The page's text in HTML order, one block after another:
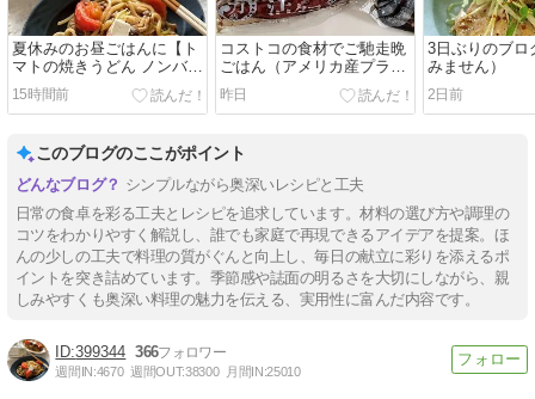
夏休みのお昼ごはんに【ト
マトの焼きうどん ノンバタ
ーホワイトのせ】と引き続
きコストコ祭り中
15時間前
コストコの食材でご馳走晩
ごはん（アメリカ産プライ
ムビーフ焼き肉用と炙りタ
コを使って）
昨日
3日ぶりのブロ
みません）
2日前
このブログのここがポイント
シンプルながら奥深いレシピと工夫
日常の食卓を彩る工夫とレシピを追求しています。材料の選び方や調理の
コツをわかりやすく解説し、誰でも家庭で再現できるアイデアを提案。ほ
んの少しの工夫で料理の質がぐんと向上し、毎日の献立に彩りを添えるポ
イントを突き詰めています。季節感や誌面の明るさを大切にしながら、親
しみやすくも奥深い料理の魅力を伝える、実用性に富んだ内容です。
399344 366
週間IN:4670 週間OUT:38300 月間IN:25010